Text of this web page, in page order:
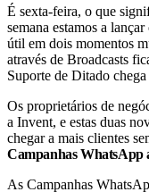
É sexta-feira, o que
semana estamos a
útil em dois momentos
através de Broadcasts
Suporte de Ditado
Os proprietários de
a Invent, e estas duas
chegar a mais clientes
Campanhas WhatsApp
As Campanhas